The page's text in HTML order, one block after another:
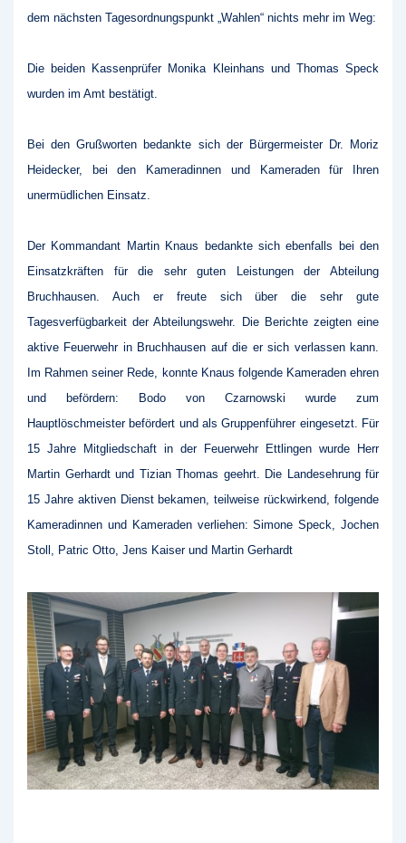
dem nächsten Tagesordnungspunkt „Wahlen“ nichts mehr im Weg:
Die beiden Kassenprüfer Monika Kleinhans und Thomas Speck
wurden im Amt bestätigt.
Bei den Grußworten bedankte sich der Bürgermeister Dr. Moriz
Heidecker, bei den Kameradinnen und Kameraden für Ihren
unermüdlichen Einsatz.
Der Kommandant Martin Knaus bedankte sich ebenfalls bei den
Einsatzkräften für die sehr guten Leistungen der Abteilung
Bruchhausen. Auch er freute sich über die sehr gute
Tagesverfügbarkeit der Abteilungswehr. Die Berichte zeigten eine
aktive Feuerwehr in Bruchhausen auf die er sich verlassen kann.
Im Rahmen seiner Rede, konnte Knaus folgende Kameraden ehren
und befördern: Bodo von Czarnowski wurde zum
Hauptlöschmeister befördert und als Gruppenführer eingesetzt. Für
15 Jahre Mitgliedschaft in der Feuerwehr Ettlingen wurde Herr
Martin Gerhardt und Tizian Thomas geehrt. Die Landesehrung für
15 Jahre aktiven Dienst bekamen, teilweise rückwirkend, folgende
Kameradinnen und Kameraden verliehen: Simone Speck, Jochen
Stoll, Patric Otto, Jens Kaiser und Martin Gerhardt